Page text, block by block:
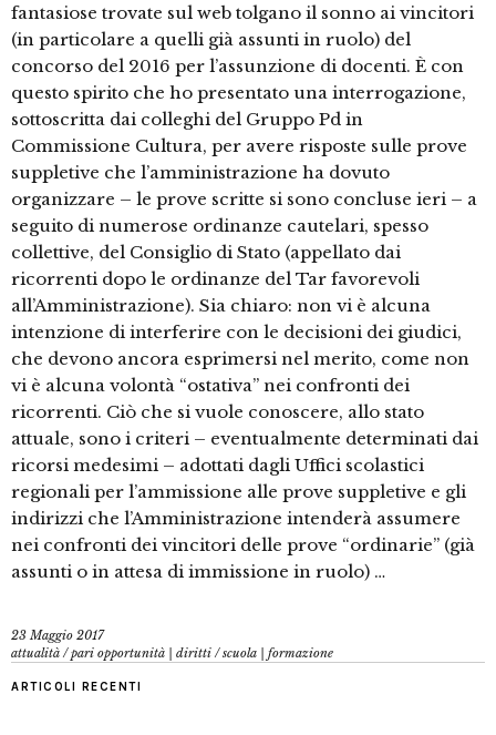
fantasiose trovate sul web tolgano il sonno ai vincitori
(in particolare a quelli già assunti in ruolo) del
concorso del 2016 per l’assunzione di docenti. È con
questo spirito che ho presentato una interrogazione,
sottoscritta dai colleghi del Gruppo Pd in
Commissione Cultura, per avere risposte sulle prove
suppletive che l’amministrazione ha dovuto
organizzare – le prove scritte si sono concluse ieri – a
seguito di numerose ordinanze cautelari, spesso
collettive, del Consiglio di Stato (appellato dai
ricorrenti dopo le ordinanze del Tar favorevoli
all’Amministrazione). Sia chiaro: non vi è alcuna
intenzione di interferire con le decisioni dei giudici,
che devono ancora esprimersi nel merito, come non
vi è alcuna volontà “ostativa” nei confronti dei
ricorrenti. Ciò che si vuole conoscere, allo stato
attuale, sono i criteri – eventualmente determinati dai
ricorsi medesimi – adottati dagli Uffici scolastici
regionali per l’ammissione alle prove suppletive e gli
indirizzi che l’Amministrazione intenderà assumere
nei confronti dei vincitori delle prove “ordinarie” (già
assunti o in attesa di immissione in ruolo) …
23 Maggio 2017
attualità /pari opportunità | diritti /scuola | formazione
ARTICOLI RECENTI